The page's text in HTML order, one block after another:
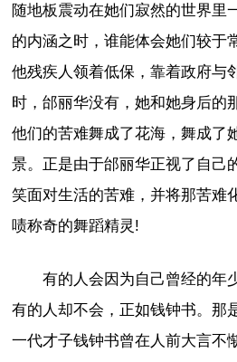
随地板震动在她们寂然的世界里
的内涵之时，谁能体会她们较于
他残疾人领着低保，靠着政府与
时，邰丽华没有，她和她身后的
他们的苦难舞成了花海，舞成了
景。正是由于邰丽华正视了自己
笑面对生活的苦难，并将那苦难
啧称奇的舞蹈精灵!
有的人会因为自己曾经的年
有的人却不会，正如钱钟书。那
一代才子钱钟书曾在人前大言不